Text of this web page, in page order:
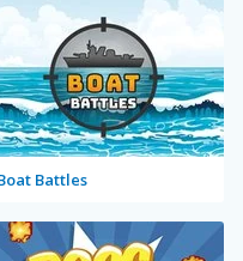
Battles